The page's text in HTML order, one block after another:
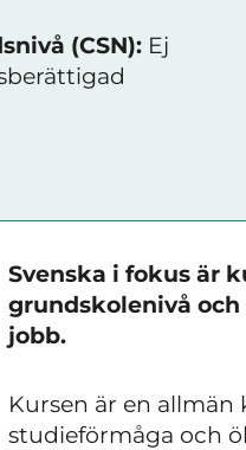
(CSN): Ej
Svenska i fokus är
grundskolenivå
jobb.
Kursen är en allmän
studieförmåga och